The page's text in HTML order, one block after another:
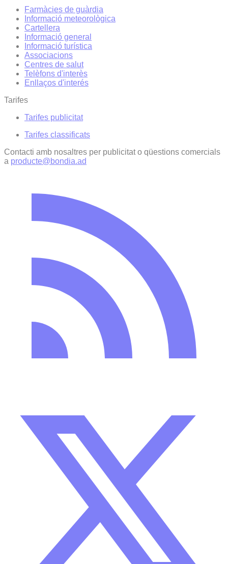
Farmàcies de guàrdia
Informació meteorològica
Cartellera
Informació general
Informació turística
Associacions
Centres de salut
Telèfons d'interès
Enllaços d'interés
Tarifes
Tarifes publicitat
Tarifes classificats
Contacti amb nosaltres per publicitat o qüestions comercials
a producte@bondia.ad